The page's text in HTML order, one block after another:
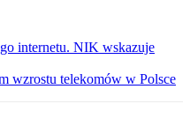
internetu. NIK wskazuje
wzrostu telekomów w Polsce